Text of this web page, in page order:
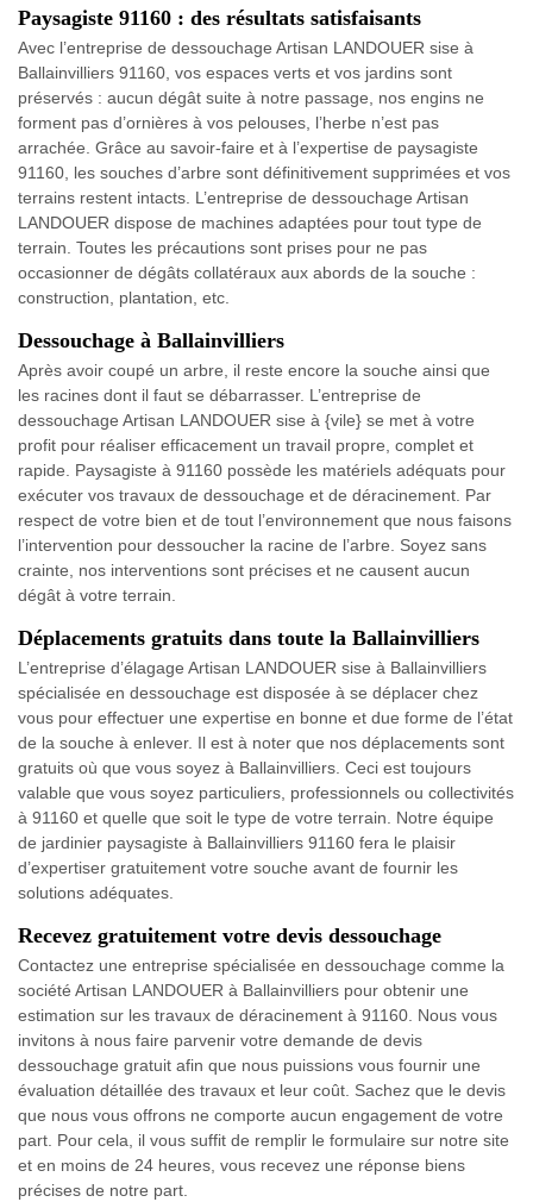
Paysagiste 91160 : des résultats satisfaisants
Avec l’entreprise de dessouchage Artisan LANDOUER sise à
Ballainvilliers 91160, vos espaces verts et vos jardins sont
préservés : aucun dégât suite à notre passage, nos engins ne
forment pas d’ornières à vos pelouses, l’herbe n’est pas
arrachée. Grâce au savoir-faire et à l’expertise de paysagiste
91160, les souches d’arbre sont définitivement supprimées et vos
terrains restent intacts. L’entreprise de dessouchage Artisan
LANDOUER dispose de machines adaptées pour tout type de
terrain. Toutes les précautions sont prises pour ne pas
occasionner de dégâts collatéraux aux abords de la souche :
construction, plantation, etc.
Dessouchage à Ballainvilliers
Après avoir coupé un arbre, il reste encore la souche ainsi que
les racines dont il faut se débarrasser. L’entreprise de
dessouchage Artisan LANDOUER sise à {vile} se met à votre
profit pour réaliser efficacement un travail propre, complet et
rapide. Paysagiste à 91160 possède les matériels adéquats pour
exécuter vos travaux de dessouchage et de déracinement. Par
respect de votre bien et de tout l’environnement que nous faisons
l’intervention pour dessoucher la racine de l’arbre. Soyez sans
crainte, nos interventions sont précises et ne causent aucun
dégât à votre terrain.
Déplacements gratuits dans toute la Ballainvilliers
L’entreprise d’élagage Artisan LANDOUER sise à Ballainvilliers
spécialisée en dessouchage est disposée à se déplacer chez
vous pour effectuer une expertise en bonne et due forme de l’état
de la souche à enlever. Il est à noter que nos déplacements sont
gratuits où que vous soyez à Ballainvilliers. Ceci est toujours
valable que vous soyez particuliers, professionnels ou collectivités
à 91160 et quelle que soit le type de votre terrain. Notre équipe
de jardinier paysagiste à Ballainvilliers 91160 fera le plaisir
d’expertiser gratuitement votre souche avant de fournir les
solutions adéquates.
Recevez gratuitement votre devis dessouchage
Contactez une entreprise spécialisée en dessouchage comme la
société Artisan LANDOUER à Ballainvilliers pour obtenir une
estimation sur les travaux de déracinement à 91160. Nous vous
invitons à nous faire parvenir votre demande de devis
dessouchage gratuit afin que nous puissions vous fournir une
évaluation détaillée des travaux et leur coût. Sachez que le devis
que nous vous offrons ne comporte aucun engagement de votre
part. Pour cela, il vous suffit de remplir le formulaire sur notre site
et en moins de 24 heures, vous recevez une réponse biens
précises de notre part.